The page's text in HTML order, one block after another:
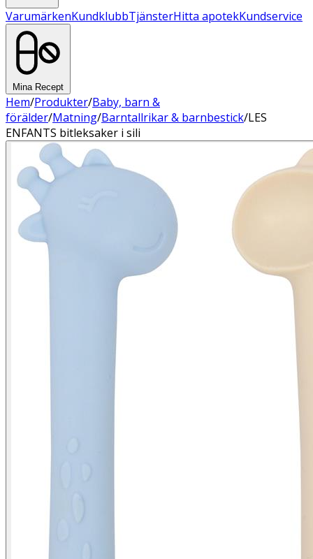
VarumärkenKundklubbTjänsterHitta apotekKundservice
Mina Recept
Hem/Produkter/Baby, barn &
förälder/Matning/Barntallrikar & barnbestick/LES
ENFANTS bitleksaker i sili